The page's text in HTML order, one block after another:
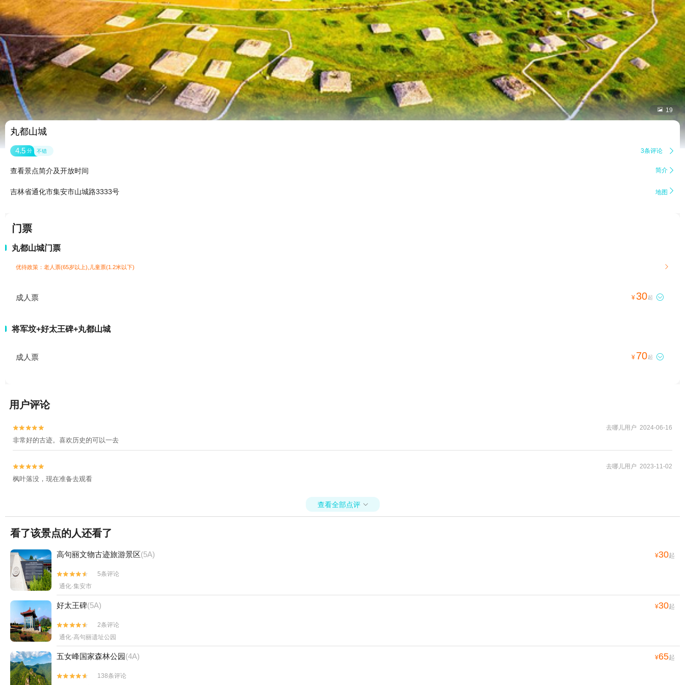
 19
丸都山城
4.5 分 不错 3条评论 
查看景点简介及开放时间 简介 
吉林省通化市集安市山城路3333号 地图 
门票
丸都山城门票
优待政策：老人票(65岁以上),儿童票(1.2米以下) 
成人票 ¥30起 
将军坟+好太王碑+丸都山城
成人票 ¥ 70起 
用户评论

 去哪儿用户 2024-06-16
非常好的古迹。喜欢历史的可以一去

 去哪儿用户 2023-11-02
枫叶落没，现在准备去观看
查看全部点评 
看了该景点的人还看了
高句丽文物古迹旅游景区(5A) ¥30起


5条评论
通化·集安市
好太王碑(5A) ¥30起


2条评论
通化·高句丽遗址公园
五女峰国家森林公园(4A) ¥65起


138条评论